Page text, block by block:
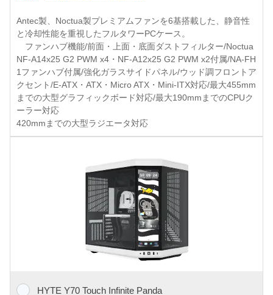
Antec製、Noctua製プレミアムファンを6基搭載した、静音性
と冷却性能を重視したフルタワーPCケース。
ファンハブ機能/前面・上面・底面ダストフィルター/Noctua
NF-A14x25 G2 PWM x4・NF-A12x25 G2 PWM x2付属/NA-FH
1ファンハブ付属/強化ガラスサイドパネル/ウッド調フロントア
クセント/E-ATX・ATX・Micro ATX・Mini-ITX対応/最大455mm
までの大型グラフィックボード対応/最大190mmまでのCPUク
ーラー対応
420mmまでの大型ラジエータ対応
HYTE Y70 Touch Infinite Panda